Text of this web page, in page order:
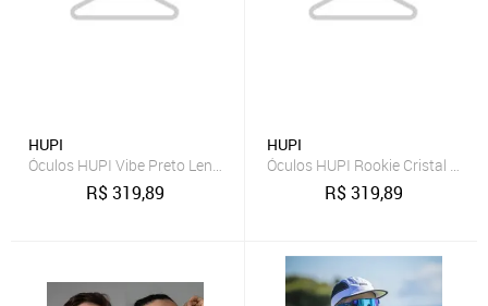
HUPI
Óculos HUPI Vibe Preto Lente Azul Espelhado Preto
R$319,89
HUPI
Óculos HUPI Rookie Cristal
R$319,89